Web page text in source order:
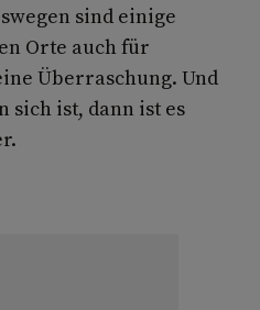
sind einige
Orte auch für
Überraschung. Und
sich ist, dann ist es